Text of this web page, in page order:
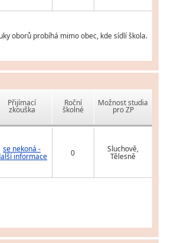
oborů probíhá mimo obec, kde sídlí škola.
Přijímací
zkouška
Roční
školné
Možnost studia
pro ZP
se nekoná -
informace 0 Sluchově,
Tělesně